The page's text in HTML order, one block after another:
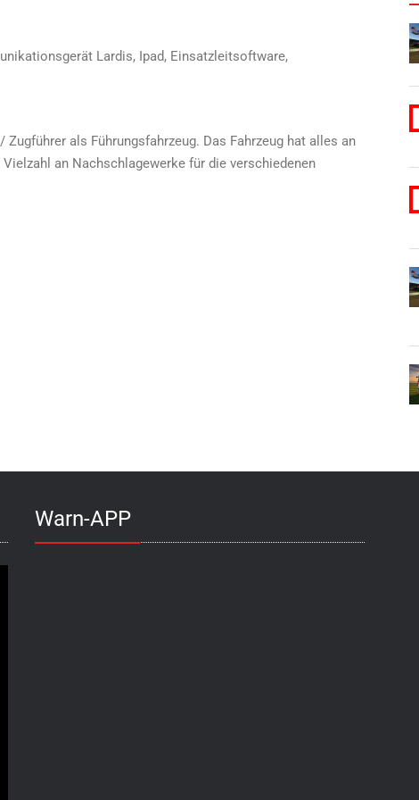
Lardis, Ipad, Einsatzleitsoftware,
als Führungsfahrzeug. Das Fahrzeug hat alles an
an Nachschlagewerke für die verschiedenen
Warn-APP